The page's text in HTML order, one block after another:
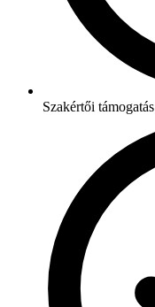
Szakértői támogatás